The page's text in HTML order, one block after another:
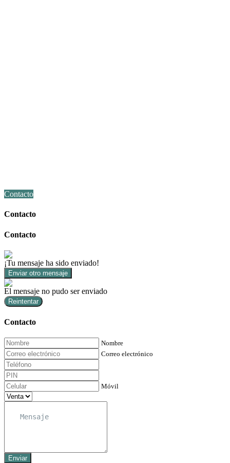
Contacto
Contacto
Contacto
¡Tu mensaje ha sido enviado!
Enviar otro mensaje
El mensaje no pudo ser enviado
Reintentar
Contacto
Nombre
Correo electrónico
Móvil
Enviar